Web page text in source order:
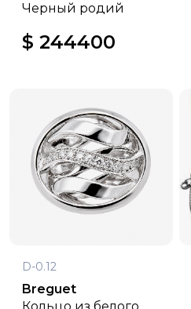
Черный родий
$ 244400
D-0.12
Breguet